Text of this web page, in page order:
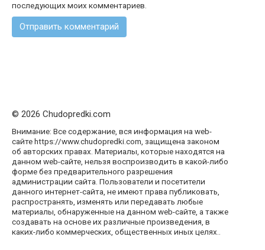
последующих моих комментариев.
© 2026 Chudopredki.com
Внимание: Все содержание, вся информация на web-
сайте https://www.chudopredki.com, защищена законом
об авторских правах. Материалы, которые находятся на
данном web-сайте, нельзя воспроизводить в какой-либо
форме без предварительного разрешения
администрации сайта. Пользователи и посетители
данного интернет-сайта, не имеют права публиковать,
распространять, изменять или передавать любые
материалы, обнаруженные на данном web-сайте, а также
создавать на основе их различные произведения, в
каких-либо коммерческих, общественных иных целях..